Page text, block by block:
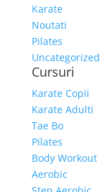
Karate
Noutati
Pilates
Uncategorized
Cursuri
Karate Copii
Karate Adulti
Tae Bo
Pilates
Body Workout
Aerobic